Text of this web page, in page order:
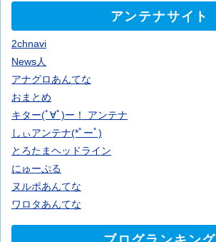
アンテナサイト
2chnavi
News人
アナグロあんてな
おまとめ
キター(ﾟ∀ﾟ)ー！ アンテナ
しぃアンテナ(*ﾟーﾟ)
とろたまヘッドライン
にゅーぷる
ヌルポあんてな
ワロタあんてな